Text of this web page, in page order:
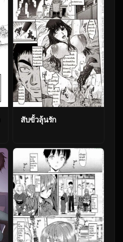
สับขั้วลุ้นรัก